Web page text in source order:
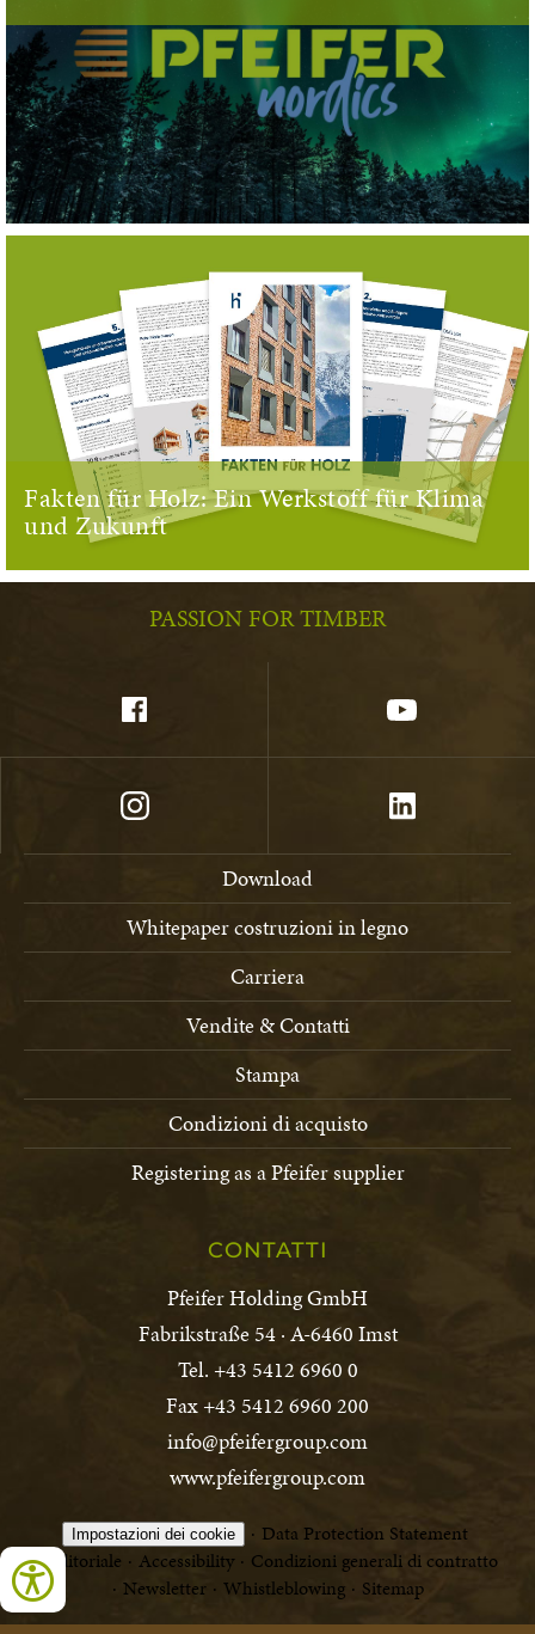
Fakten für Holz: Ein Werkstoff für Klima
und Zukunft
PASSION FOR TIMBER
Download
Whitepaper costruzioni in legno
Carriera
Vendite & Contatti
Stampa
Condizioni di acquisto
Registering as a Pfeifer supplier
CONTATTI
Pfeifer Holding GmbH
Fabrikstraße 54 · A-6460 Imst
Tel. +43 5412 6960 0
Fax +43 5412 6960 200
info@pfeifergroup.com
www.pfeifergroup.com
Impostazioni dei cookie
Data Protection Statement
Editoriale
Accessibility
Condizioni generali di contratto
Newsletter
Whistleblowing Sitemap